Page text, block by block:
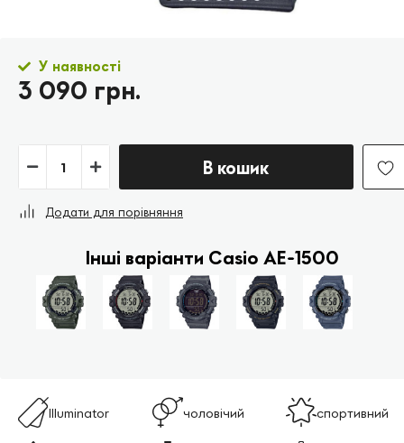
У наявності
3 090 грн.
В кошик
Додати для порівняння
Інші варіанти Casio AE-1500
Illuminator чоловічий спортивний